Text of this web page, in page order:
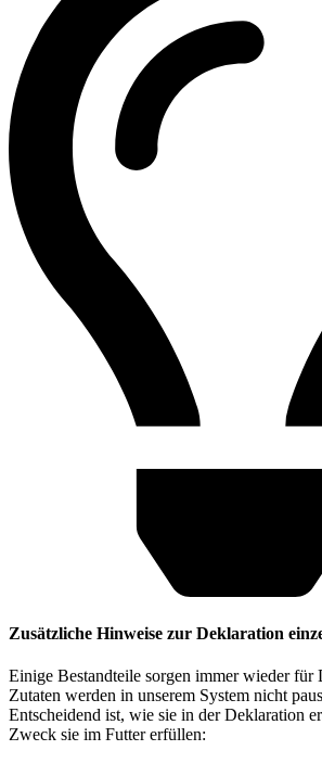
Zusätzliche Hinweise zur Deklaration
Einige Bestandteile sorgen immer wieder für
Zutaten werden in unserem System nicht
Entscheidend ist, wie sie in der Deklaration
Zweck sie im Futter erfüllen: